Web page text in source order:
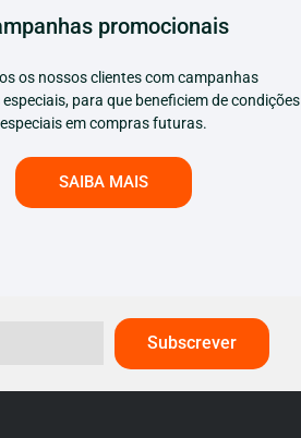
promocionais
os nossos clientes com campanhas
para que beneficiem de condições
especiais em compras futuras.
SAIBA MAIS
Subscrever